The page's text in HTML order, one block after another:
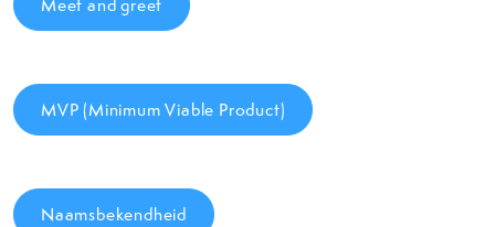
Meet and greet
MVP (Minimum Viable Product)
Naamsbekendheid